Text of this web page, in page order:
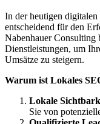
In der heutigen
entscheidend für den
Nabenhauer Consulting
Dienstleistungen, um
Umsätze zu steigern.
Warum ist Lokales
Lokale
Sie von